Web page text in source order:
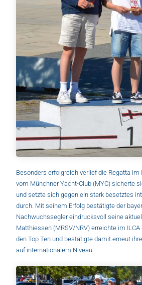
Besonders erfolgreich verlief die Regatta im
vom Münchner Yacht-Club (MYC) sicherte
und setzte sich gegen ein stark besetztes
durch. Mit seinem Erfolg bestätigte der
Nachwuchssegler eindrucksvoll seine
Matthiessen (MRSV/NRV) erreichte im
den Top Ten und bestätigte damit erneut
auf internationalem Niveau.